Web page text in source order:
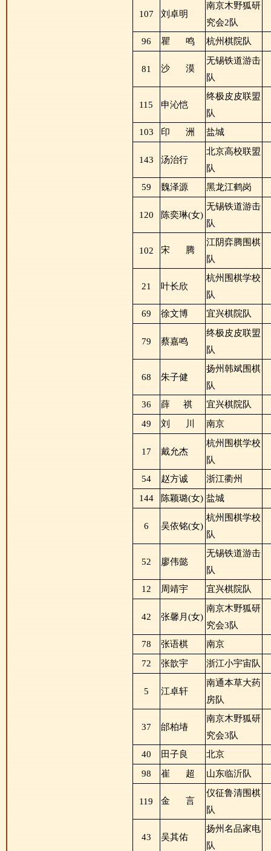
107 刘卓明
南京木野狐研
究会2队
96
瞿 鸣 杭州棋院队
81 沙 漠
无锡铁道游击
队
115 申沁恺
终极皮皮联盟
队
103
印 洲 盐城
143 汤治行
北京高校联盟
队
59
魏泽源 黑龙江鹤岗
120 陈奕琳(女)
无锡铁道游击
队
102 宋 腾
江阴弈腾围棋
队
21 叶长欣
杭州围棋学校
队
69
徐文博 宜兴棋院队
79 蔡嘉鸣
终极皮皮联盟
队
68 朱子健
扬州韩斌围棋
队
36
薛 祺
宜兴棋院队
49
刘 川 南京
17 戴允杰
杭州围棋学校
队
54
赵方诚
浙江衢州
144
陈颖璐(女) 盐城
6 吴依铭(女)
杭州围棋学校
队
52 廖伟懿
无锡铁道游击
队
12
周靖宇 宜兴棋院队
42 张馨月(女)
南京木野狐研
究会3队
78
张语棋
南京
72
张歆宇 浙江小宇宙队
5 江卓轩
南通本草大药
房队
37 邰柏堾
南京木野狐研
究会3队
40
田子良
北京
98
崔 超 山东临沂队
119 金 言
仪征鲁清围棋
队
43 吴其佑
扬州名品家电
队